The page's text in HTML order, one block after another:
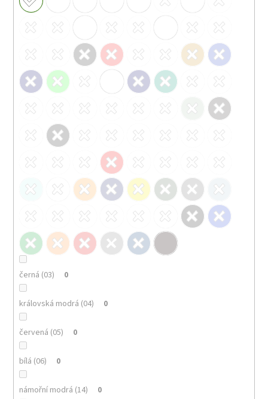
černá (03) 0
královská modrá (04) 0
červená (05) 0
bílá (06) 0
námořní modrá (14) 0